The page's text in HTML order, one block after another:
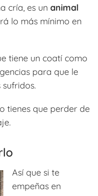
cría, es un animal
lo más mínimo en
tiene un coatí como
para que le
tienes que perder de
Así que si te
empeñas en